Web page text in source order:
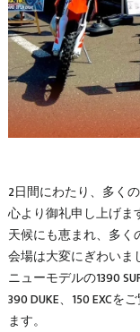
2日間にわたり、多く
心より御礼申し上げま
天候にも恵まれ、多く
会場は大変にぎわいま
ニューモデルの1390
390 DUKE、150 EXC
ます。